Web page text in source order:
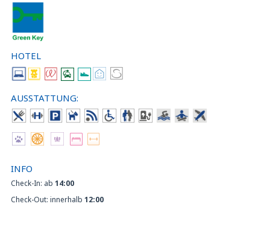
HOTEL
AUSSTATTUNG:
INFO
Check-In: ab 14:00
Check-Out: innerhalb 12:00